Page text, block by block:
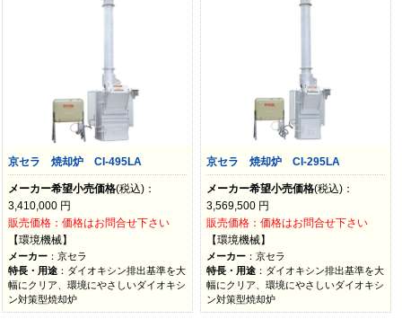
京セラ 焼却炉 CI-495LA
メーカー希望小売価格(税込)：
3,410,000 円
販売価格：価格はお問合せ下さい
【環境機械】
メーカー ：京セラ
特長・用途 ：ダイオキシン排出基準を大
幅にクリア、環境にやさしいダイオキシ
ン対策型焼却炉
京セラ 焼却炉 CI-295LA
メーカー希望小売価格(税込)：
3,569,500 円
販売価格：価格はお問合せ下さい
【環境機械】
メーカー ：京セラ
特長・用途 ：ダイオキシン排出基準を大
幅にクリア、環境にやさしいダイオキシ
ン対策型焼却炉